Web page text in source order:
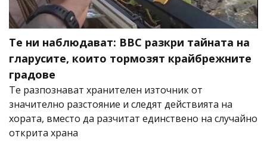
Те ни наблюдават: BBC разкри тайната на
гларусите, които тормозят крайбрежните
градове
Те разпознават хранителен източник от
значително разстояние и следят действията на
хората, вместо да разчитат единствено на случайно
открита храна